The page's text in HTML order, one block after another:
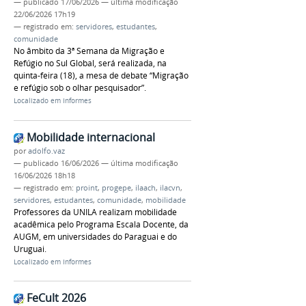
— publicado 17/06/2026 — última modificação
22/06/2026 17h19
— registrado em: servidores, estudantes,
comunidade
No âmbito da 3ª Semana da Migração e
Refúgio no Sul Global, será realizada, na
quinta-feira (18), a mesa de debate “Migração
e refúgio sob o olhar pesquisador”.
Localizado em Informes
Mobilidade internacional
poradolfo.vaz
— publicado 16/06/2026 — última modificação
16/06/2026 18h18
— registrado em: proint, progepe, ilaach, ilacvn,
servidores, estudantes, comunidade, mobilidade
Professores da UNILA realizam mobilidade
acadêmica pelo Programa Escala Docente, da
AUGM, em universidades do Paraguai e do
Uruguai.
Localizado em Informes
FeCult 2026